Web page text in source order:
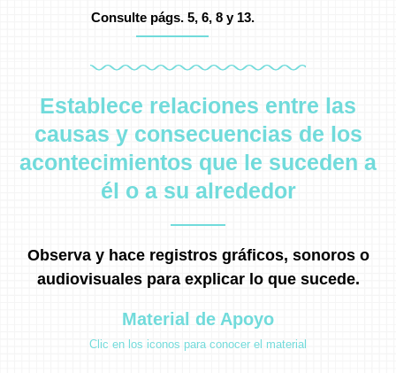
Consulte págs. 5, 6, 8 y 13.
Establece relaciones entre las
causas y consecuencias de los
acontecimientos que le suceden a
él o a su alrededor
Observa y hace registros gráficos, sonoros o
audiovisuales para explicar lo que sucede.
Material de Apoyo
Clic en los iconos para conocer el material